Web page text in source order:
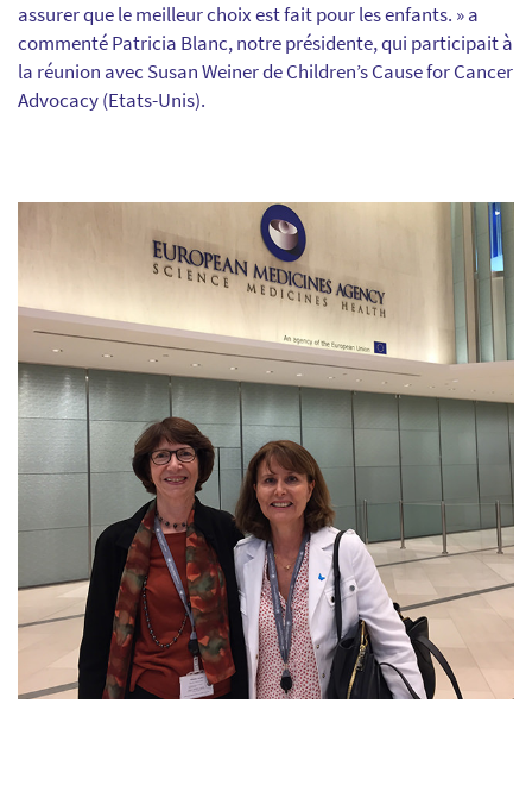
assurer que le meilleur choix est fait pour les enfants. » a
commenté Patricia Blanc, notre présidente, qui participait à
la réunion avec Susan Weiner de Children’s Cause for Cancer
Advocacy (Etats-Unis).